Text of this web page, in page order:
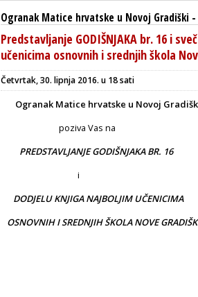
Ogranak Matice hrvatske u Novoj Gradiški -
Predstavljanje GODIŠNJAKA br. 16 i
učenicima osnovnih i srednjih škola
Četvrtak, 30. lipnja 2016. u 18 sati
Ogranak Matice hrvatske u Novoj
poziva Vas na
PREDSTAVLJANJE GODIŠNJAKA BR. 16
i
DODJELU KNJIGA NAJBOLJIM UČENICIMA
OSNOVNIH I SREDNJIH ŠKOLA NOVE